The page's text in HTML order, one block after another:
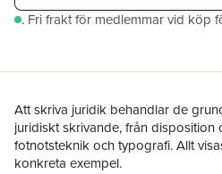
. Fri frakt för medlemmar vid köp
Att skriva juridik behandlar de
juridiskt skrivande, från disposition
fotnotsteknik och typografi. Allt
konkreta exempel.